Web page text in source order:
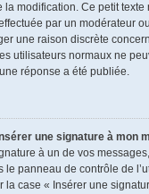
la modification. Ce petit texte
par un modérateur
une raison discrète
utilisateurs normaux ne
réponse a été publiée.
une signature à mon
à un de vos
le panneau de contrôle de
la case « Insérer une